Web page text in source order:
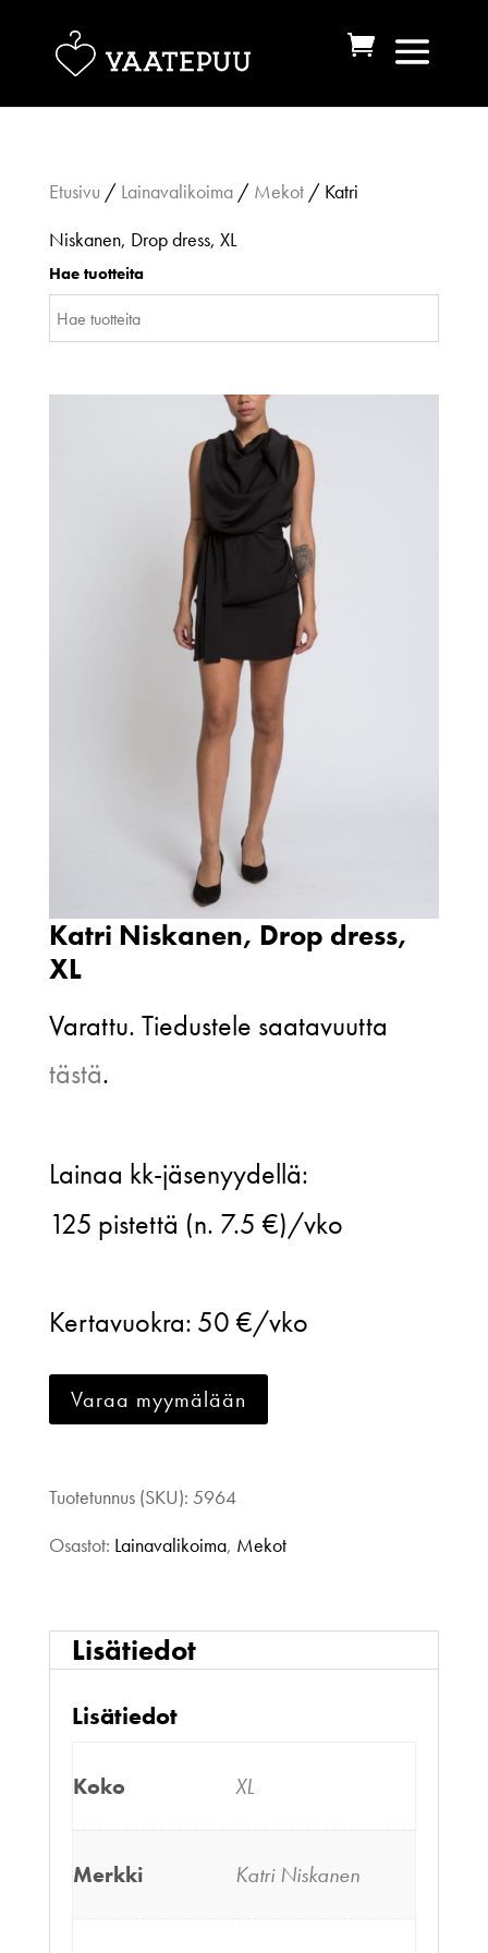
Etusivu / Lainavalikoima/ Mekot/ Katri
Niskanen, Drop dress, XL
Hae tuotteita
Katri Niskanen, Drop dress,
XL
Varattu. Tiedustele saatavuutta
tästä.
Niskanen,
Drop
XL
määrä
Lainaa kk-jäsenyydellä:
125 pistettä (n. 7.5 €)/vko
Kertavuokra: 50 €/vko
Varaa myymälään
Tuotetunnus (SKU): 5964
Osastot: Lainavalikoima, Mekot
Lisätiedot
Lisätiedot
Koko XL
Merkki Katri Niskanen